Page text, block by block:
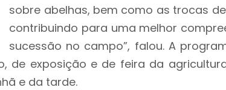
sobre abelhas, bem como as trocas
contribuindo para uma melhor
sucessão no campo”, falou. A
de exposição e de feira da
e da tarde.